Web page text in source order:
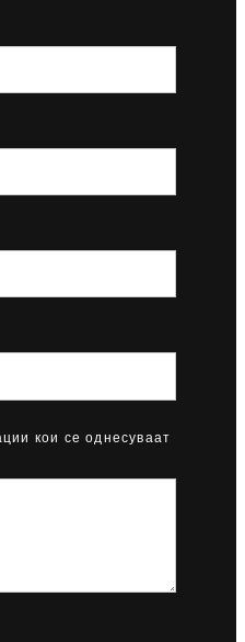
кои се однесуваат